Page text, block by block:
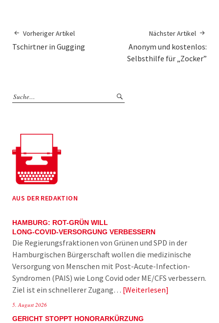
Vorheriger Artikel
Tschirtner in Gugging
Nächster Artikel
Anonym und kostenlos:
Selbsthilfe für „Zocker”
AUS DER REDAKTION
HAMBURG: ROT-GRÜN WILL
LONG-COVID-VERSORGUNG VERBESSERN
Die Regierungsfraktionen von Grünen und SPD in der
Hamburgischen Bürgerschaft wollen die medizinische
Versorgung von Menschen mit Post-Acute-Infection-
Syndromen (PAIS) wie Long Covid oder ME/CFS verbessern.
Ziel ist ein schnellerer Zugang… Weiterlesen
5. August 2026
GERICHT STOPPT HONORARKÜRZUNG